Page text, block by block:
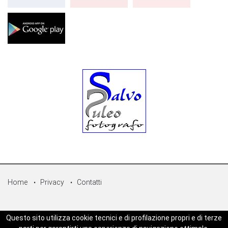
Home Privacy Contatti
© Copyright 2026 - Sicilpress Publisher soc.coop - P.Iva:
07050860829 - WEBSICILIANEWS è una testata registrata - Aut. del
Questo sito utilizza cookie tecnici e di profilazione propri e di terze